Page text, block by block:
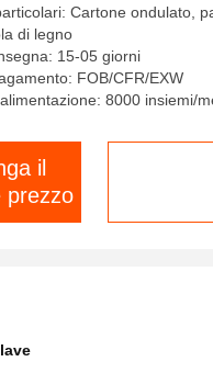
Cartone ondulato,
di legno
15-05 giorni
FOB/CFR/EXW
8000 insiemi/
il
prezzo